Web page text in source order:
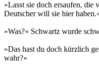
»Lasst sie doch ersaufen, die
Deutscher will sie hier
»Was?« Schwartz wurde
»Das hast du doch kürzlich
wahr?«